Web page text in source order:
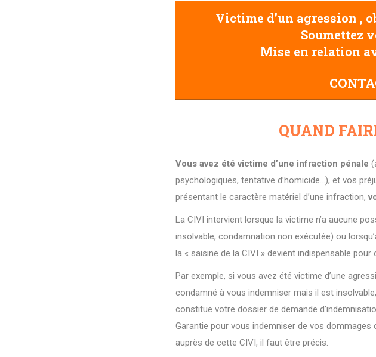
Victime d’un agression ,
Soumettez
Mise en relation
QUAND
Vous avez été victime d’une infraction pénale
psychologiques, tentative d’homicide…), et vos
présentant le caractère matériel d’une infraction,
La CIVI intervient lorsque la victime n’a aucune
insolvable, condamnation non exécutée) ou
la « saisine de la CIVI » devient indispensable
Par exemple, si vous avez été victime d’une
condamné à vous indemniser mais il est
constitue votre dossier de demande
Garantie pour vous indemniser de vos
auprès de cette CIVI, il faut être précis.